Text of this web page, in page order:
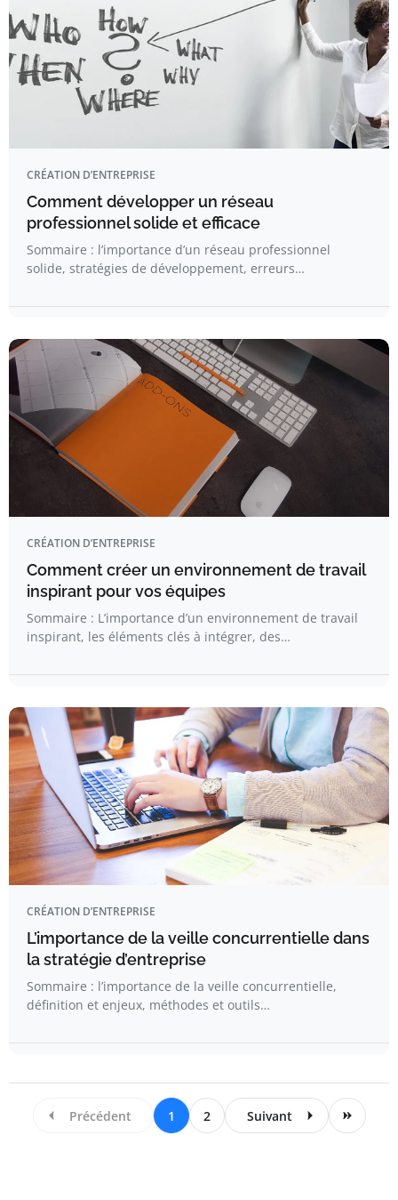
CRÉATION D’ENTREPRISE
Comment développer un réseau
professionnel solide et efficace
Sommaire : l’importance d’un réseau professionnel
solide, stratégies de développement, erreurs…
CRÉATION D’ENTREPRISE
Comment créer un environnement de travail
inspirant pour vos équipes
Sommaire : L’importance d’un environnement de travail
inspirant, les éléments clés à intégrer, des…
CRÉATION D’ENTREPRISE
L’importance de la veille concurrentielle dans
la stratégie d’entreprise
Sommaire : l’importance de la veille concurrentielle,
définition et enjeux, méthodes et outils…
Précédent 1 2 Suivant